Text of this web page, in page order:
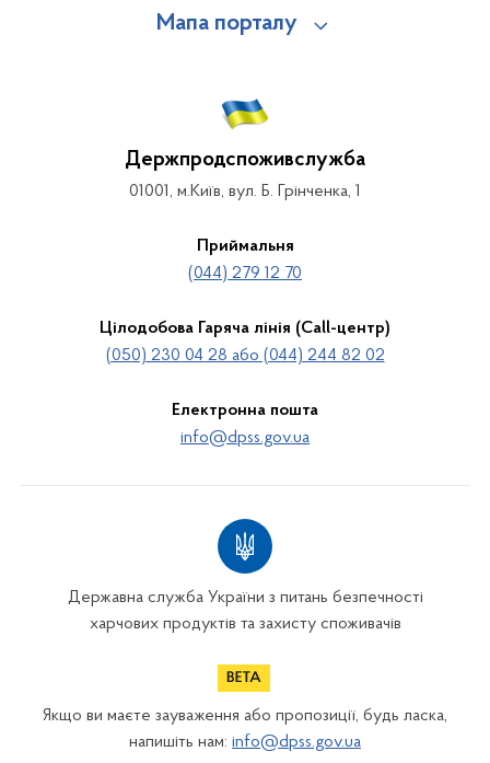
Мапа порталу
Держпродспоживслужба
01001, м.Київ, вул. Б. Грінченка, 1
Приймальня
(044) 279 12 70
Цілодобова Гаряча лінія (Call-центр)
(050) 230 04 28 або (044) 244 82 02
Електронна пошта
info@dpss.gov.ua
Державна служба України з питань безпечності
харчових продуктів та захисту споживачів
Якщо ви маєте зауваження або пропозиції, будь ласка,
напишіть нам: info@dpss.gov.ua